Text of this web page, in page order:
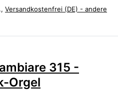
Versandkostenfrei (DE) - andere
315 -
Orgel